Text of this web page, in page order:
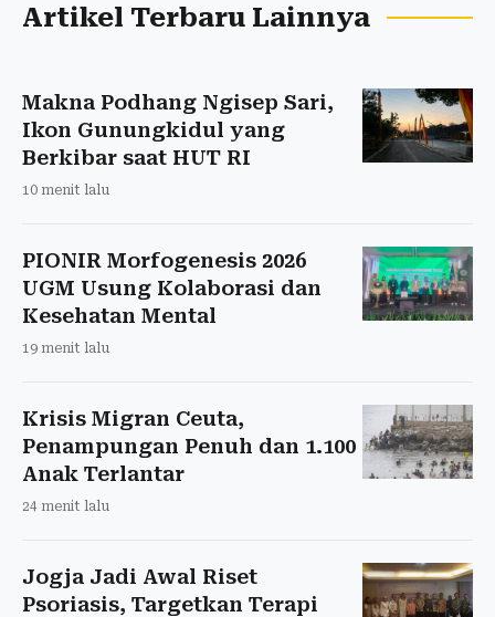
Artikel Terbaru Lainnya
Makna Podhang Ngisep Sari,
Ikon Gunungkidul yang
Berkibar saat HUT RI
10 menit lalu
PIONIR Morfogenesis 2026
UGM Usung Kolaborasi dan
Kesehatan Mental
19 menit lalu
Krisis Migran Ceuta,
Penampungan Penuh dan 1.100
Anak Terlantar
24 menit lalu
Jogja Jadi Awal Riset
Psoriasis, Targetkan Terapi